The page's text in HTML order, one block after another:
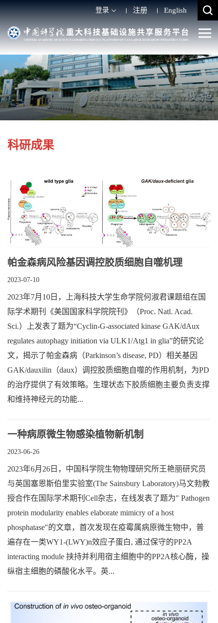
登录 注册 English
科研成果
帕金森病风险基因调控胶质细胞自噬机理
2023-07-10
2023年7月10日，上海科技大学生命学院何淑君课题组在国
际学术期刊《美国国家科学院院刊》（Proc. Natl. Acad.
Sci.）上发表了题为“Cyclin-G-associated kinase GAK/dAux
regulates autophagy initiation via ULK1/Atg1 in glia”的研究论
文，揭示了帕金森病（Parkinson’s disease, PD）相关基因
GAK/dauxilin（daux）调控胶质细胞自噬的作用机制，为PD
的治疗提供了有效策略。生理状态下胶质细胞主要负责支撑
和维持神经元的功能...
一种病原微生物感染植物新机制
2023-06-26
2023年6月26日，中国科学院生物物理研究所王艳丽研究员
与英国塞恩斯伯里实验室(The Sainsbury Laboratory)马文勃教
授合作在国际学术期刊Cell杂志，在线发表了题为" Pathogen
protein modularity enables elaborate mimicry of a host
phosphatase"的文章，首次发现在疫霉属病原微生物中，普
遍存在一类WY1-(LWY)n效应子蛋白, 通过保守的PP2A
interacting module 挟持并利用宿主细胞中的PP2A核心酶，操
纵宿主细胞的磷酸化水平。英...